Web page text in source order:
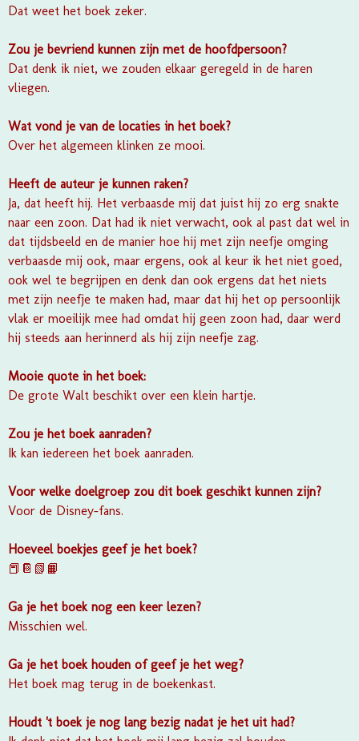
Dat weet het boek zeker.
Zou je bevriend kunnen zijn met de hoofdpersoon?
Dat denk ik niet, we zouden elkaar geregeld in de haren
vliegen.
Wat vond je van de locaties in het boek?
Over het algemeen klinken ze mooi.
Heeft de auteur je kunnen raken?
Ja, dat heeft hij. Het verbaasde mij dat juist hij zo erg snakte
naar een zoon. Dat had ik niet verwacht, ook al past dat wel in
dat tijdsbeeld en de manier hoe hij met zijn neefje omging
verbaasde mij ook, maar ergens, ook al keur ik het niet goed,
ook wel te begrijpen en denk dan ook ergens dat het niets
met zijn neefje te maken had, maar dat hij het op persoonlijk
vlak er moeilijk mee had omdat hij geen zoon had, daar werd
hij steeds aan herinnerd als hij zijn neefje zag.
Mooie quote in het boek:
De grote Walt beschikt over een klein hartje.
Zou je het boek aanraden?
Ik kan iedereen het boek aanraden.
Voor welke doelgroep zou dit boek geschikt kunnen zijn?
Voor de Disney-fans.
Hoeveel boekjes geef je het boek?
📕📔📗📙
Ga je het boek nog een keer lezen?
Misschien wel.
Ga je het boek houden of geef je het weg?
Het boek mag terug in de boekenkast.
Houdt 't boek je nog lang bezig nadat je het uit had?